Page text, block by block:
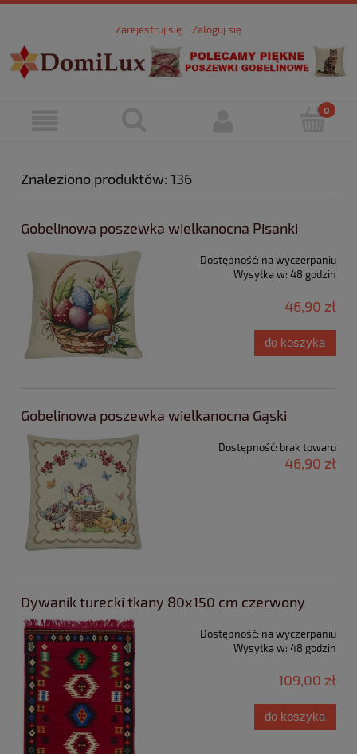
Zarejestruj się Zaloguj się
Znaleziono produktów: 136
Gobelinowa poszewka wielkanocna Pisanki
Dostępność: na wyczerpaniu
Wysyłka w: 48 godzin
46,90 zł
do koszyka
Gobelinowa poszewka wielkanocna Gąski
Dostępność: brak towaru
46,90 zł
Dywanik turecki tkany 80x150 cm czerwony
Dostępność: na wyczerpaniu
Wysyłka w: 48 godzin
109,00 zł
do koszyka